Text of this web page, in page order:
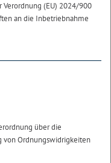
(EU) 2024/900
an die Inbetriebnahme
über die
von Ordnungswidrigkeiten